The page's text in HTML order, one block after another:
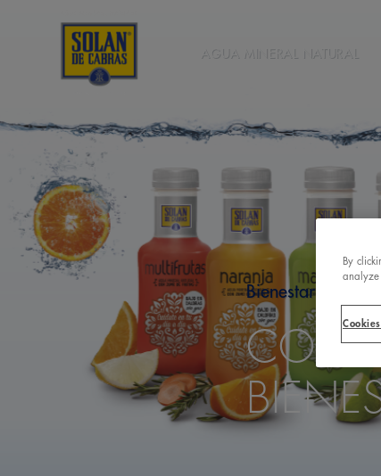
AGUA MINERAL NATURAL
Bienestar
By
analyze